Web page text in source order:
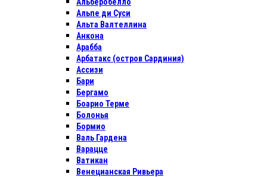
Альпе ди Суси
Альта Валтеллина
Анкона
Арабба
Арбатакс (остров Сардиния)
Ассизи
Бари
Бергамо
Боарио Терме
Болонья
Бормио
Валь Гардена
Варацце
Ватикан
Венецианская Ривьера